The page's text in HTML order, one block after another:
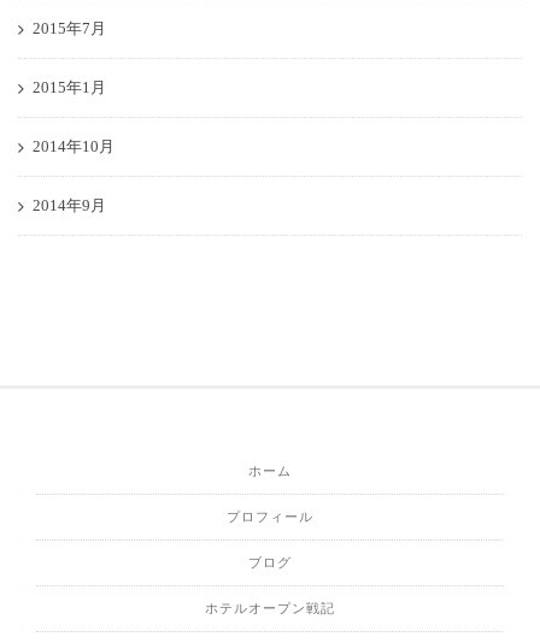
2015年7月
2015年1月
2014年10月
2014年9月
ホーム
プロフィール
ブログ
ホテルオープン戦記